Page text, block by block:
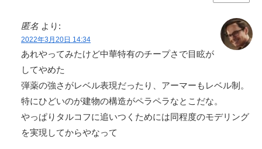
匿名 より:
2022年3月20日 14:34
あれやってみたけど中華特有のチープさで目眩が
してやめた
弾薬の強さがレベル表現だったり、アーマーもレベル制。
特にひどいのが建物の構造がペラペラなとこだな。
やっぱりタルコフに追いつくためには同程度のモデリング
を実現してからやなって